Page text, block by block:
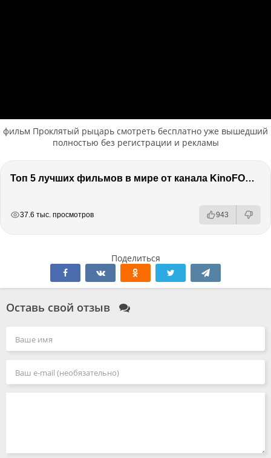
фильм Проклятый рыцарь смотреть бесплатно уже вышедший
полностью без регистрации и рекламы
Топ 5 лучших фильмов в мире от канала KinoFOX / Подкаст про кино / Разговор о фильмах / Обсуждение
37.6 тыс. просмотров 943
Поделиться
Оставь свой отзыв